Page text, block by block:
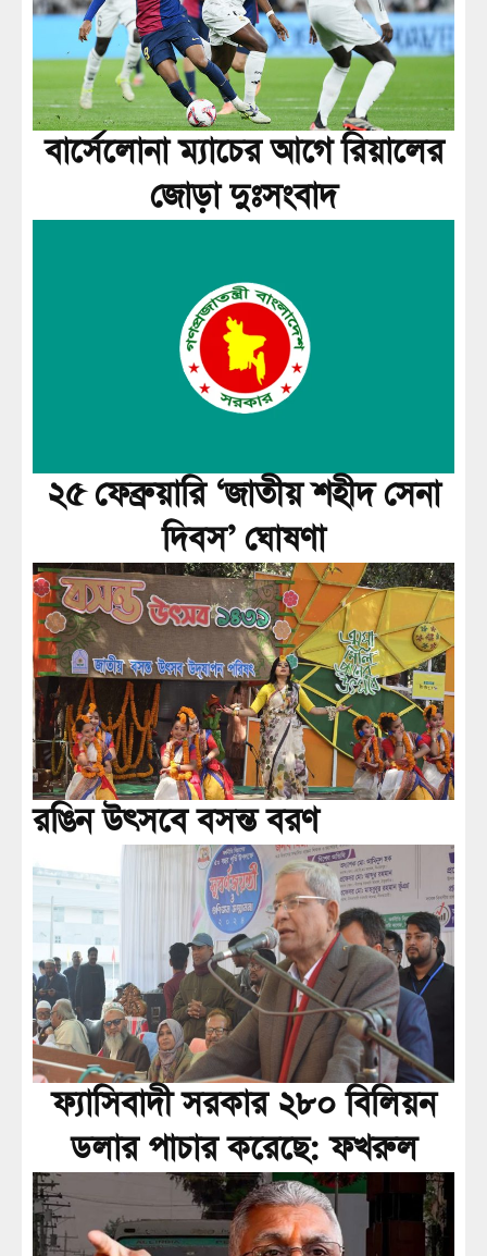
বার্সেলোনা ম্যাচের আগে রিয়ালের
জোড়া দুঃসংবাদ
২৫ ফেব্রুয়ারি ‘জাতীয় শহীদ সেনা
দিবস’ ঘোষণা
রঙিন উৎসবে বসন্ত বরণ
ফ্যাসিবাদী সরকার ২৮০ বিলিয়ন
ডলার পাচার করেছে: ফখরুল